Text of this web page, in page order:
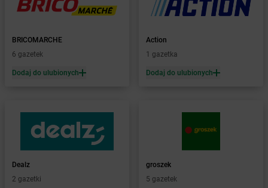
Żabka Baboszewo
Żabka Bądkowo
Żabka Bąków
Żabka
Barcin
Żabka Barczewo
Żabka Bardo
Żabka
Żabka Barniewice
BRICOMARCHE
6 gazetek
Dodaj do ulubionych
Action
1 gazetka
Dodaj do ulubionych
Dealz
2 gazetki
groszek
5 gazetek